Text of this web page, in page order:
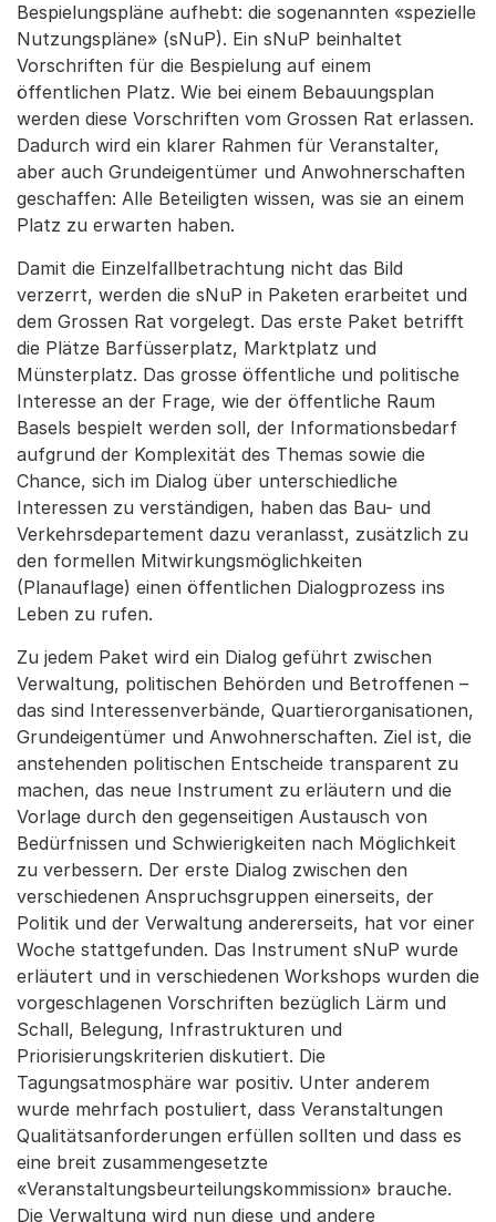
Bespielungspläne aufhebt: die sogenannten «spezielle
Nutzungspläne» (sNuP). Ein sNuP beinhaltet
Vorschriften für die Bespielung auf einem
öffentlichen Platz. Wie bei einem Bebauungsplan
werden diese Vorschriften vom Grossen Rat erlassen.
Dadurch wird ein klarer Rahmen für Veranstalter,
aber auch Grundeigentümer und Anwohnerschaften
geschaffen: Alle Beteiligten wissen, was sie an einem
Platz zu erwarten haben.
Damit die Einzelfallbetrachtung nicht das Bild
verzerrt, werden die sNuP in Paketen erarbeitet und
dem Grossen Rat vorgelegt. Das erste Paket betrifft
die Plätze Barfüsserplatz, Marktplatz und
Münsterplatz. Das grosse öffentliche und politische
Interesse an der Frage, wie der öffentliche Raum
Basels bespielt werden soll, der Informationsbedarf
aufgrund der Komplexität des Themas sowie die
Chance, sich im Dialog über unterschiedliche
Interessen zu verständigen, haben das Bau- und
Verkehrsdepartement dazu veranlasst, zusätzlich zu
den formellen Mitwirkungsmöglichkeiten
(Planauflage) einen öffentlichen Dialogprozess ins
Leben zu rufen.
Zu jedem Paket wird ein Dialog geführt zwischen
Verwaltung, politischen Behörden und Betroffenen –
das sind Interessenverbände, Quartierorganisationen,
Grundeigentümer und Anwohnerschaften. Ziel ist, die
anstehenden politischen Entscheide transparent zu
machen, das neue Instrument zu erläutern und die
Vorlage durch den gegenseitigen Austausch von
Bedürfnissen und Schwierigkeiten nach Möglichkeit
zu verbessern. Der erste Dialog zwischen den
verschiedenen Anspruchsgruppen einerseits, der
Politik und der Verwaltung andererseits, hat vor einer
Woche stattgefunden. Das Instrument sNuP wurde
erläutert und in verschiedenen Workshops wurden die
vorgeschlagenen Vorschriften bezüglich Lärm und
Schall, Belegung, Infrastrukturen und
Priorisierungskriterien diskutiert. Die
Tagungsatmosphäre war positiv. Unter anderem
wurde mehrfach postuliert, dass Veranstaltungen
Qualitätsanforderungen erfüllen sollten und dass es
eine breit zusammengesetzte
«Veranstaltungsbeurteilungskommission» brauche.
Die Verwaltung wird nun diese und andere